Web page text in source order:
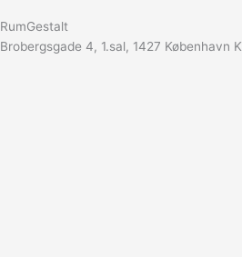
RumGestalt
Brobergsgade 4, 1.sal, 1427 København K